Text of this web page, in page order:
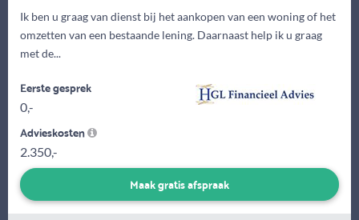
Ik ben u graag van dienst bij het aankopen van een woning of het
omzetten van een bestaande lening. Daarnaast help ik u graag
met de...
Eerste gesprek
0,-
Advieskosten
2.350,-
Maak gratis afspraak